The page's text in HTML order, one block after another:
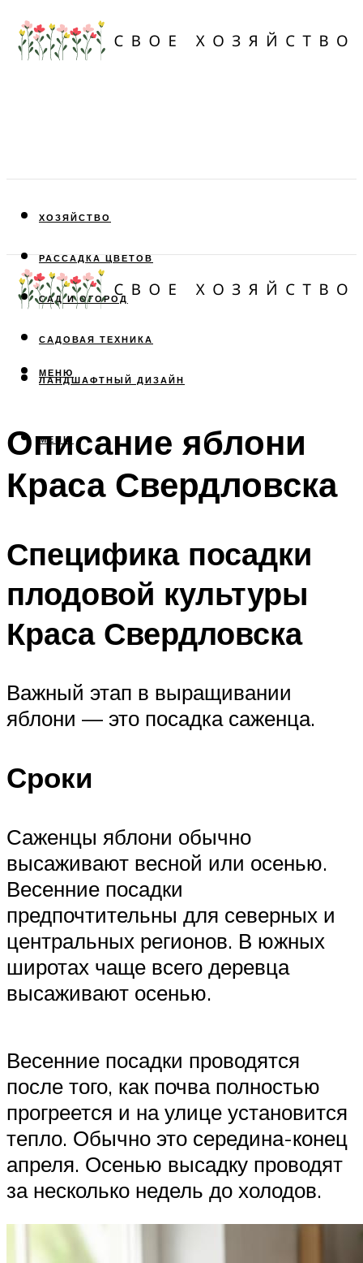
ХОЗЯЙСТВО
РАССАДКА ЦВЕТОВ
САД И ОГОРОД
САДОВАЯ ТЕХНИКА
ЛАНДШАФТНЫЙ ДИЗАЙН
МЕНЮ
МЕНЮ
Описание яблони
Краса Свердловска
Специфика посадки
плодовой культуры
Краса Свердловска
Важный этап в выращивании
яблони — это посадка саженца.
Сроки
Саженцы яблони обычно
высаживают весной или осенью.
Весенние посадки
предпочтительны для северных и
центральных регионов. В южных
широтах чаще всего деревца
высаживают осенью.
Весенние посадки проводятся
после того, как почва полностью
прогреется и на улице установится
тепло. Обычно это середина-конец
апреля. Осенью высадку проводят
за несколько недель до холодов.